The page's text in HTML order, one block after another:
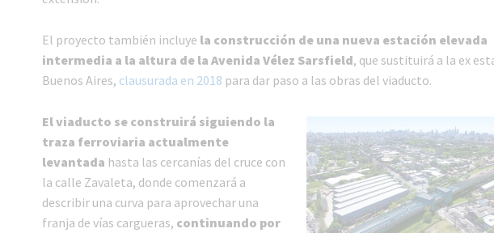
El proyecto también incluye la construcción de una nueva estación elevada
intermedia a la altura de la Avenida Vélez Sarsfield, que sustituirá a la ex
Buenos Aires, clausurada en 2018 para dar paso a las obras del viaducto.
El viaducto se construirá siguiendo la
traza ferroviaria actualmente
levantada hasta las cercanías del cruce con
la calle Zavaleta, donde comenzará a
describir una curva para aprovechar una
franja de vías cargueras, continuando por